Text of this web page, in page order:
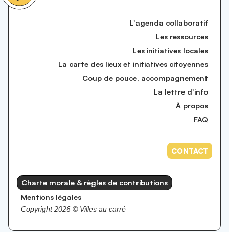
L'agenda collaboratif
Les ressources
Les initiatives locales
La carte des lieux et initiatives citoyennes
Coup de pouce, accompagnement
La lettre d'info
À propos
FAQ
CONTACT
Charte morale & règles de contributions
Mentions légales
Copyright 2026 ©️ Villes au carré